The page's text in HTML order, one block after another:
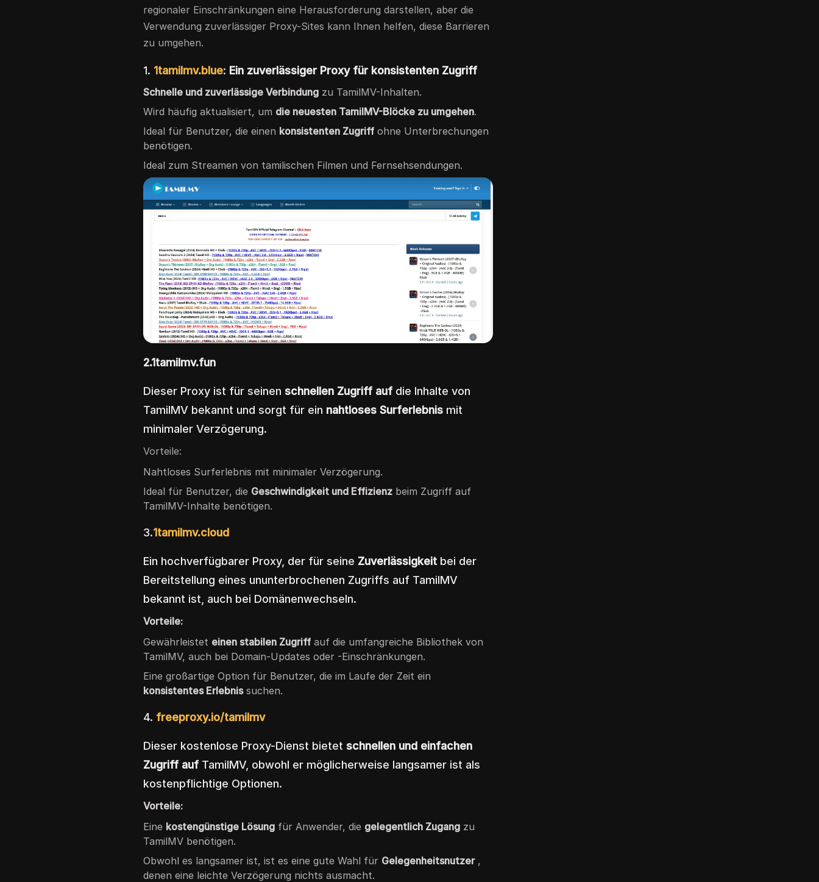
regionaler Einschränkungen eine Herausforderung darstellen, aber die
Verwendung zuverlässiger Proxy-Sites kann Ihnen helfen, diese Barrieren
zu umgehen.
1. 1tamilmv.blue: Ein zuverlässiger Proxy für konsistenten Zugriff
Schnelle und zuverlässige Verbindung zu TamilMV-Inhalten.
Wird häufig aktualisiert, um die neuesten TamilMV-Blöcke zu umgehen.
Ideal für Benutzer, die einen konsistenten Zugriff ohne Unterbrechungen
benötigen.
Ideal zum Streamen von tamilischen Filmen und Fernsehsendungen.
2.1tamilmv.fun
Dieser Proxy ist für seinenschnellen Zugriff auf die Inhalte von
TamilMV bekannt und sorgt für ein nahtloses Surferlebnis mit
minimaler Verzögerung.
Vorteile:
Nahtloses Surferlebnis mit minimaler Verzögerung.
Ideal für Benutzer, die Geschwindigkeit und Effizienz beim Zugriff auf
TamilMV-Inhalte benötigen.
3.1tamilmv.cloud
Ein hochverfügbarer Proxy, der für seine Zuverlässigkeit bei der
Bereitstellung eines ununterbrochenen Zugriffs auf TamilMV
bekannt ist, auch bei Domänenwechseln.
Vorteile:
Gewährleistet einen stabilen Zugriff auf die umfangreiche Bibliothek von
TamilMV, auch bei Domain-Updates oder -Einschränkungen.
Eine großartige Option für Benutzer, die im Laufe der Zeit ein
konsistentes Erlebnissuchen.
4. freeproxy.io/tamilmv
Dieser kostenlose Proxy-Dienst bietetschnellen und einfachen
Zugriff auf TamilMV, obwohl er möglicherweise langsamer ist als
kostenpflichtige Optionen.
Vorteile:
Eine kostengünstige Lösung für Anwender, die gelegentlich Zugang zu
TamilMV benötigen.
Obwohl es langsamer ist, ist es eine gute Wahl für Gelegenheitsnutzer,
denen eine leichte Verzögerung nichts ausmacht.